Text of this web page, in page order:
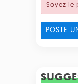
Soyez le
POSTE